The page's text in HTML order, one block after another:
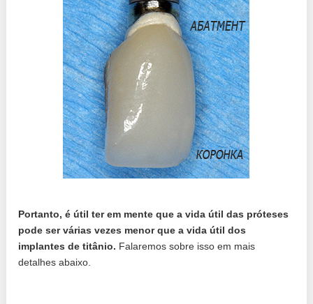
Portanto, é útil ter em mente que a vida útil das próteses
pode ser várias vezes menor que a vida útil dos
implantes de titânio. Falaremos sobre isso em mais
detalhes abaixo.